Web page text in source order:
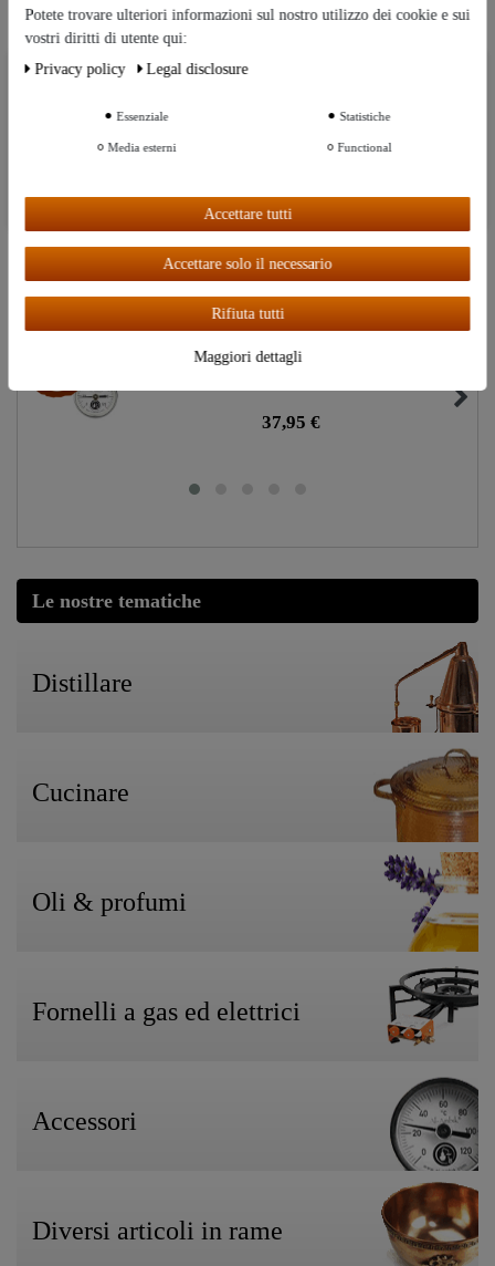
caldaia con maggior facilitá
avvitamenti in ottone
Adatto
distillazione (4cm)
37,95 €
Le nostre tematiche
Distillare
Cucinare
Oli & profumi
Fornelli a gas ed elettrici
Accessori
Diversi articoli in rame
Ceres::Template.cookieBarHintText
Ceres::Template.cookieBarMoreSettings
Ceres::Template.cookieBarAcceptAll
Potete trovare ulteriori informazioni sul nostro utilizzo dei cookie e sui
vostri diritti di utente qui:
Privacy policy
Legal disclosure
Essenziale Statistiche
Media esterni Functional
Accettare tutti
Accettare solo il necessario
Rifiuta tutti
Maggiori dettagli